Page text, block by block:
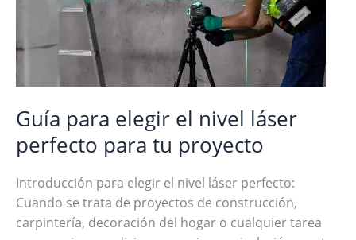
Guía para elegir el nivel láser
perfecto para tu proyecto
Introducción para elegir el nivel láser perfecto:
Cuando se trata de proyectos de construcción,
carpintería, decoración del hogar o cualquier tarea